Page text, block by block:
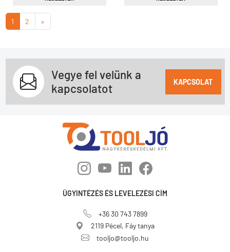
1 2 »
Vegye fel velünk a
kapcsolatot
KAPCSOLAT
ÜGYINTÉZÉS ÉS LEVELEZÉSI CÍM
+36 30 743 7899
2119 Pécel, Fáy tanya
tooljo@tooljo.hu